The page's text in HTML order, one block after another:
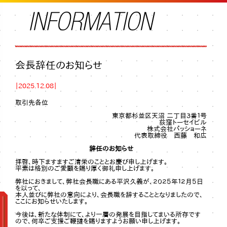
会長辞任のお知らせ
｜2025.12.08｜
取引先各位
東京都杉並区天沼 二丁目３番１号
荻窪トーセイビル
株式会社パッショーネ
代表取締役 西藤 和広
辞任のお知らせ
拝啓、時下ますますご清栄のこととお慶び申し上げます。
平素は格別のご愛顧を賜り厚く御礼申し上げます。
弊社におきまして、弊社会長職にある平沢久義が、２０２５年１２月５日
を以って、
本人並びに弊社の意向により、会長職を辞することとなりましたので、
ここにお知らせいたします。
今後は、新たな体制にて、より一層の発展を目指してまいる所存です
ので、何卒ご支援ご鞭撻を賜りますようお願い申し上げます。